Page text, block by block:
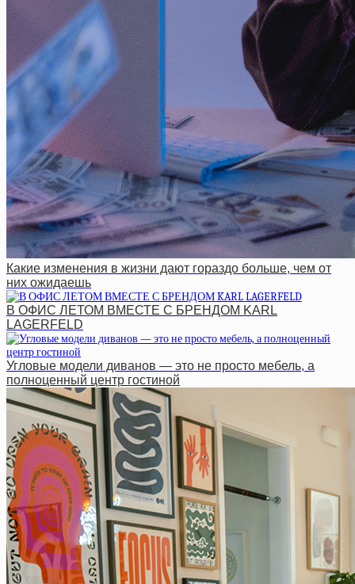
Какие изменения в жизни дают гораздо больше, чем от
них ожидаешь
В ОФИС ЛЕТОМ ВМЕСТЕ С БРЕНДОМ KARL
LAGERFELD
Угловые модели диванов — это не просто мебель, а
полноценный центр гостиной